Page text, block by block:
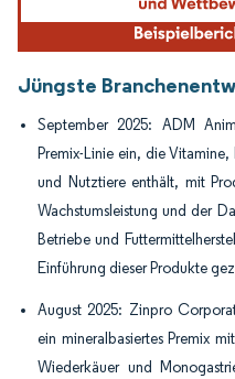
Jüngste
September 2025: ADM
Premix-Linie ein, die
und Nutztiere enthält, mit
Wachstumsleistung und der
Betriebe und
Einführung dieser Produkte
August 2025: Zinpro
ein mineralbasiertes Premix
Wiederkäuer und